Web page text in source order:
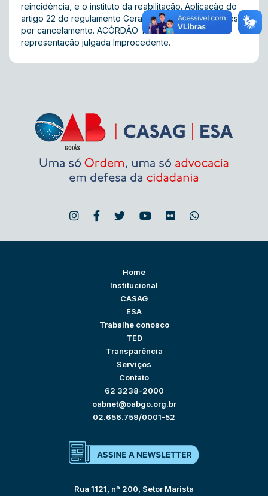
reincidência, e o instituto da reabilitação. Aplicação do
artigo 22 do regulamento Geral da OAB às suspensões
por cancelamento. ACÓRDÃO: Por unanimidade
representação julgada Improcedente.
Home
Institucional
CASAG
ESA
Trabalhe conosco
TED
Transparência
Serviços
Contato
62 3238-2000
oabnet@oabgo.org.br
02.656.759/0001-52
Rua 1121, nº 200, Setor Marista